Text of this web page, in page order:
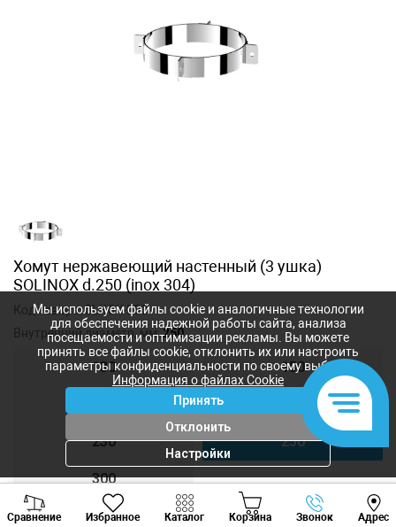
Хомут нержавеющий настенный (3 ушка)
SOLINOX d.250 (inox 304)
Код товара:SLXGK-250
Внутренний диаметр, мм:250
130 150
230 250
300
Сравнение Избранное Каталог Корзина Звонок Адрес
Viber Whatsapp
Мы используем файлы cookie и аналогичные технологии
для обеспечения надежной работы сайта, анализа
посещаемости и оптимизации рекламы. Вы можете
принять все файлы cookie, отклонить их или настроить
параметры конфиденциальности по своему выбору.
Информация о файлах Cookie
Принять
Отклонить
Настройки